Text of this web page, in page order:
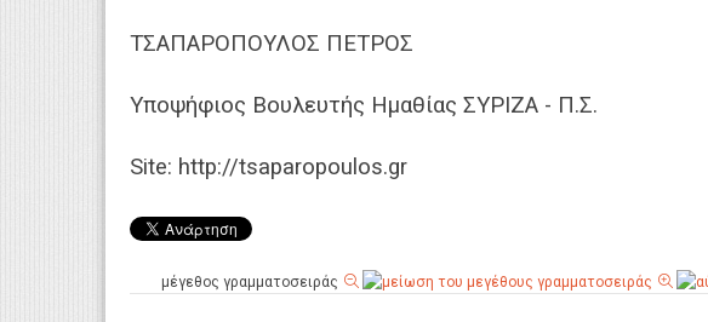
ΤΣΑΠΑΡΟΠΟΥΛΟΣ ΠΕΤΡΟΣ
Υποψήφιος Βουλευτής Ημαθίας ΣΥΡΙΖΑ - Π.Σ.
Site: http://tsaparopoulos.gr
μέγεθος γραμματοσειράς